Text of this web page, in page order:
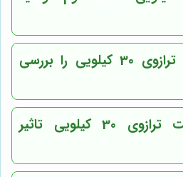
چگونه می‌توان دقت ترازوی 30 کیلویی را بررسی
چه عواملی بر قیمت ترازوی 30 کیلویی تاثیر